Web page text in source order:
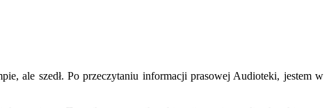
ale szedł. Po przeczytaniu informacji prasowej Audioteki, jestem w